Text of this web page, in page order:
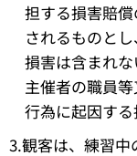
担する損害賠
されるものと
損害は含まれ
主催者の職員
行為に起因する
3.観客は、練習中